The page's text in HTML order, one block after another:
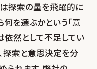
は探索の量を飛躍的に
何を選ぶかという「意
依然として不足してい
探索と意思決定を分